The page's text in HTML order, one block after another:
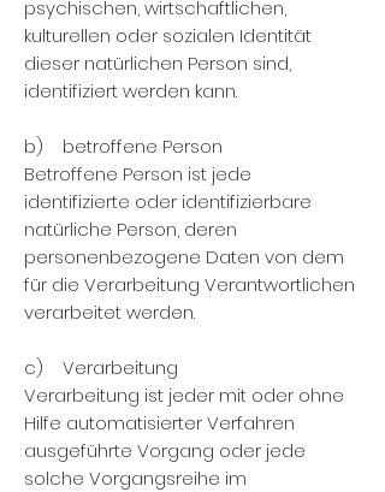
psychischen, wirtschaftlichen,
kulturellen oder sozialen Identität
dieser natürlichen Person sind,
identifiziert werden kann.
b) betroffene Person
Betroffene Person ist jede
identifizierte oder identifizierbare
natürliche Person, deren
personenbezogene Daten von dem
für die Verarbeitung Verantwortlichen
verarbeitet werden.
c) Verarbeitung
Verarbeitung ist jeder mit oder ohne
Hilfe automatisierter Verfahren
ausgeführte Vorgang oder jede
solche Vorgangsreihe im